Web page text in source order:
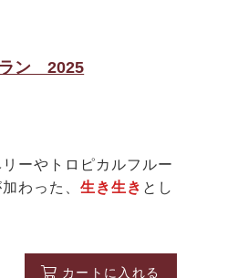
ラン 2025
ーやトロピカルフルー
わった、 生き生き とし
カートに入れる